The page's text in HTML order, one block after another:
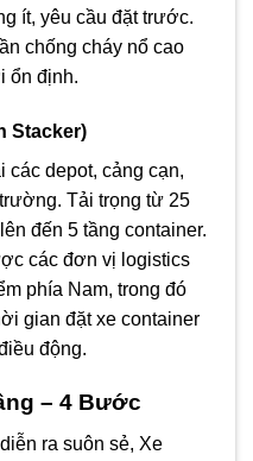
ít, yêu cầu đặt trước.
chống cháy nổ cao
ổn định.
Stacker)
các depot, cảng cạn,
Tải trọng từ 25
đến 5 tầng container.
các đơn vị logistics
phía Nam, trong đó
gian đặt xe container
động.
– 4 Bước
ra suôn sẻ, Xe